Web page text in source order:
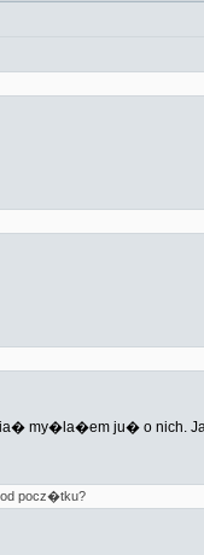
my�la�em ju� o nich.
pocz�tku?